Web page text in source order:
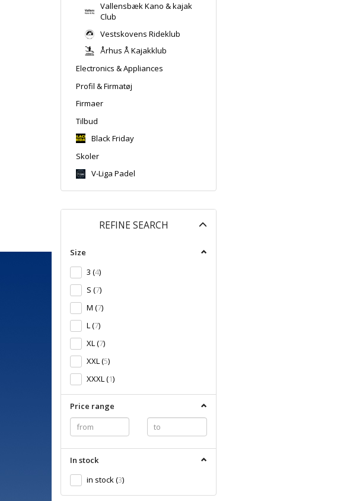
Vallensbæk Kano & kajak
Club
Vestskovens Rideklub
Århus Å Kajakklub
Electronics & Appliances
Profil & Firmatøj
Firmaer
Tilbud
Black Friday
Skoler
V-Liga Padel
REFINE SEARCH
Size
3 (4)
S (7)
M (7)
L(7)
XL(7)
XXL(5)
XXXL(1)
Price range
In stock
in stock(3)